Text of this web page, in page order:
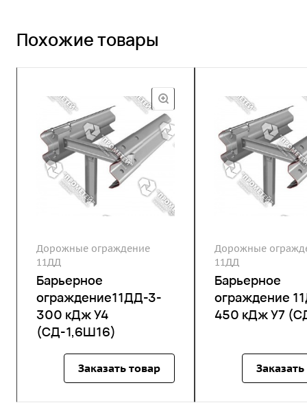
Похожие товары
Дорожные ограждение
11ДД
Барьерное
ограждение11ДД-3-
300 кДж У4
(СД-1,6Ш16)
Заказать товар
Дорожные
11ДД
Барьерное
ограждение
450 кДж У7